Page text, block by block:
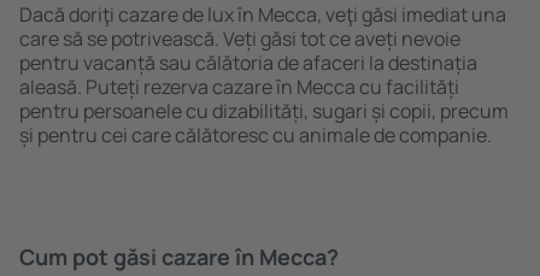
Dacă doriţi cazare de lux în Mecca, veţi găsi imediat una
care să se potrivească. Veți găsi tot ce aveți nevoie
pentru vacanță sau călătoria de afaceri la destinația
aleasă. Puteți rezerva cazare în Mecca cu facilități
pentru persoanele cu dizabilități, sugari și copii, precum
și pentru cei care călătoresc cu animale de companie.
Cum pot găsi cazare în Mecca?